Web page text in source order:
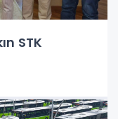
STK